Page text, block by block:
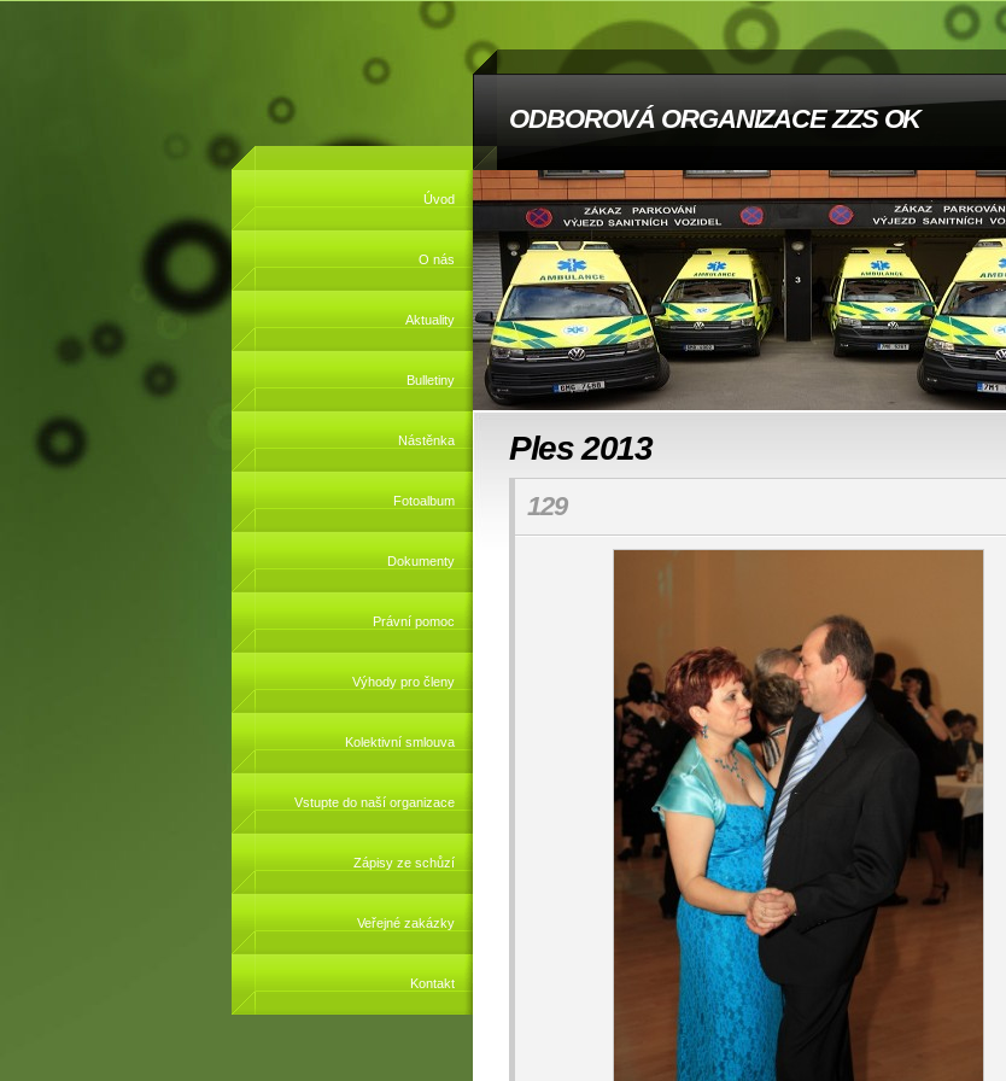
ODBOROVÁ ORGANIZACE ZZS OK
Úvod
O nás
Aktuality
Bulletiny
Nástěnka
Fotoalbum
Dokumenty
Právní pomoc
Výhody pro členy
Kolektivní smlouva
Vstupte do naší organizace
Zápisy ze schůzí
Veřejné zakázky
Kontakt
Ples 2013
129